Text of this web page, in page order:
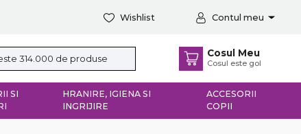
Wishlist Contul meu
Cosul Meu
Cosul este gol
SI
HRANIRE, IGIENA SI
INGRIJIRE
ACCESORII
COPII